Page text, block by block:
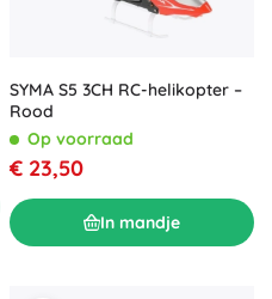
SYMA S5 3CH RC-helikopter –
Rood
Op voorraad
€ 23,50
In mandje